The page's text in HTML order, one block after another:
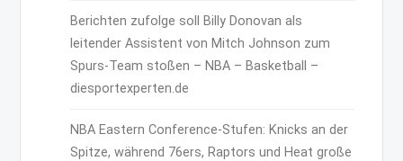
Berichten zufolge soll Billy Donovan als
leitender Assistent von Mitch Johnson zum
Spurs-Team stoßen – NBA – Basketball –
diesportexperten.de
NBA Eastern Conference-Stufen: Knicks an der
Spitze, während 76ers, Raptors und Heat große